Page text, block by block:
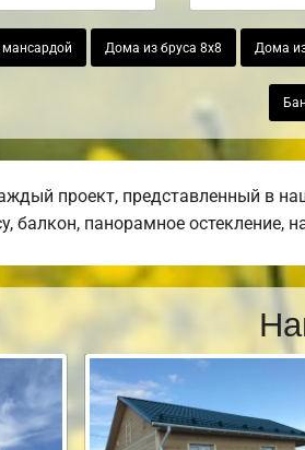
Дома из бруса 8х8 Дома
проект, представленный в
балкон, панорамное остекление,